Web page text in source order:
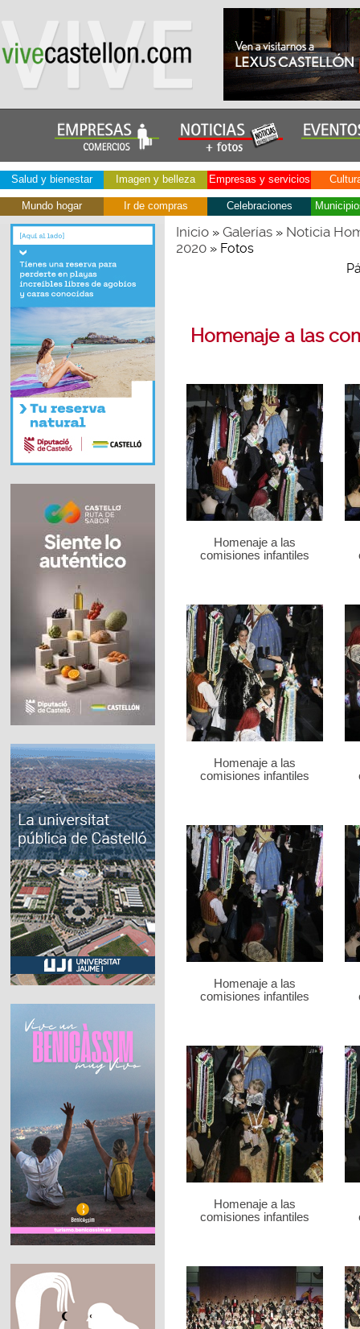
Salud y bienestar Imagen y belleza Empresas y servicios
Mundo hogar Ir de compras Celebraciones
Inicio» Galerías» Noticia
2020» Fotos
Homenaje a las
Homenaje a las
comisiones infantiles
Homenaje a las
comisiones infantiles
Homenaje a las
comisiones infantiles
Homenaje a las
comisiones infantiles